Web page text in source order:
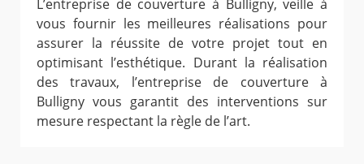
L’entreprise de couverture à Bulligny, veille à
vous fournir les meilleures réalisations pour
assurer la réussite de votre projet tout en
optimisant l’esthétique. Durant la réalisation
des travaux, l’entreprise de couverture à
Bulligny vous garantit des interventions sur
mesure respectant la règle de l’art.